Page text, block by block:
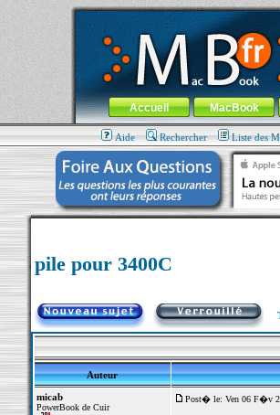
MacBook-fr.com : 100% Apple... 100% nomade !
Aller au contenu-Aller au menu
Menu général
Accueil MacBook
Aide Rechercher Liste des
pile pour 3400C
Auteur
micab
PowerBook de Cuir
Post� le: Ven 06 F�v